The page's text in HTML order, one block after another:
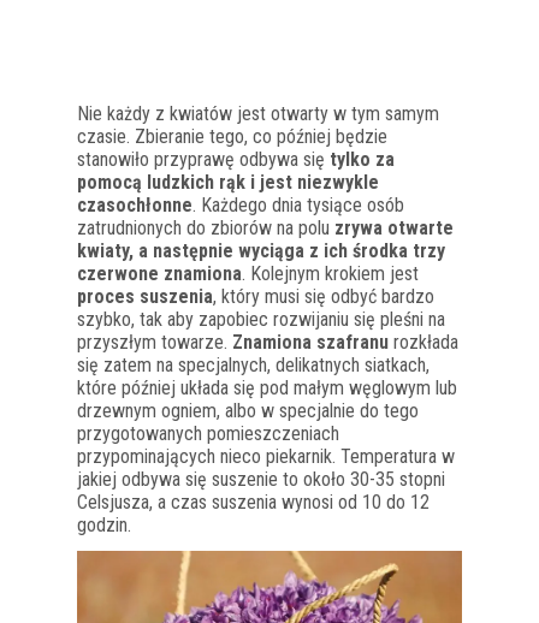
Nie każdy z kwiatów jest otwarty w tym samym
czasie. Zbieranie tego, co później będzie
stanowiło przyprawę odbywa się tylko za
pomocą ludzkich rąk i jest niezwykle
czasochłonne. Każdego dnia tysiące osób
zatrudnionych do zbiorów na polu zrywa otwarte
kwiaty, a następnie wyciąga z ich środka trzy
czerwone znamiona. Kolejnym krokiem jest
proces suszenia, który musi się odbyć bardzo
szybko, tak aby zapobiec rozwijaniu się pleśni na
przyszłym towarze. Znamiona szafranu rozkłada
się zatem na specjalnych, delikatnych siatkach,
które później układa się pod małym węglowym lub
drzewnym ogniem, albo w specjalnie do tego
przygotowanych pomieszczeniach
przypominających nieco piekarnik. Temperatura w
jakiej odbywa się suszenie to około 30-35 stopni
Celsjusza, a czas suszenia wynosi od 10 do 12
godzin.